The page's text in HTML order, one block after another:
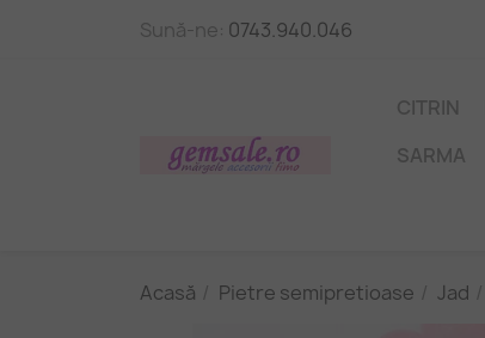
Sună-ne: 0743.940.046
CITRIN
SARMA
Acasă Pietre semipretioase Jad